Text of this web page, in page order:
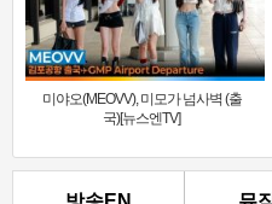
미야오(MEOVV), 미모가 넘사벽 (출
국)[뉴스엔TV]